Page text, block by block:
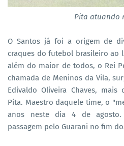
Pita atuando
O Santos já foi a origem de
craques do futebol brasileiro ao
além do maior de todos, o Rei
chamada de Meninos da Vila,
Edivaldo Oliveira Chaves,
Pita. Maestro daquele time, o
anos neste dia 4 de agosto.
passagem pelo Guarani no fim